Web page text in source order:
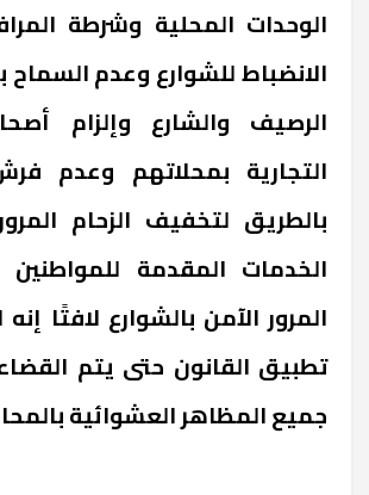
الوحدات المحلية وشرطة
الانضباط للشوارع وعدم
الرصيف والشارع وإلزام
التجارية بمحلاتهم وعدم
بالطريق لتخفيف الزحام
الخدمات المقدمة
المرور الآمن بالشوارع لافتًا
تطبيق القانون حتى يتم
جميع المظاهر العشوائية